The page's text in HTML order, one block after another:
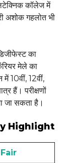
कॉलेज में
अशोक गहलोत भी
का
मेले का
10वीं, 12वीं,
हैं। परीक्षणों
जा सकता है।
Highlight